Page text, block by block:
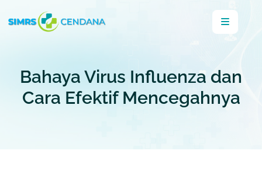
Bahaya Virus Influenza dan
Cara Efektif Mencegahnya